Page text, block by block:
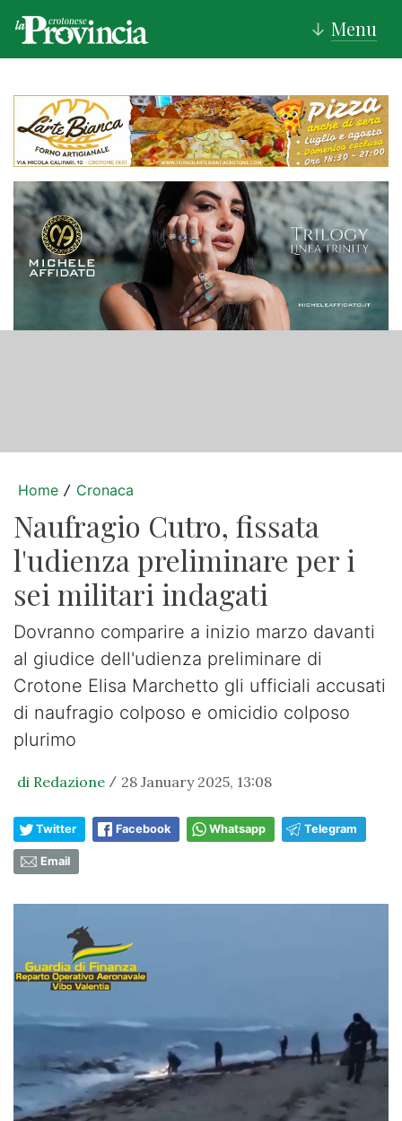
↓ Menu
Home / Cronaca
Naufragio Cutro, fissata
l'udienza preliminare per i
sei militari indagati
Dovranno comparire a inizio marzo davanti
al giudice dell'udienza preliminare di
Crotone Elisa Marchetto gli ufficiali accusati
di naufragio colposo e omicidio colposo
plurimo
di Redazione / 28 January 2025, 13:08
Twitter Facebook Whatsapp Telegram
Email